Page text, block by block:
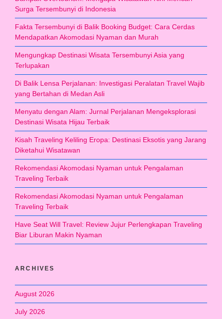
Surga Tersembunyi di Indonesia
Fakta Tersembunyi di Balik Booking Budget: Cara Cerdas
Mendapatkan Akomodasi Nyaman dan Murah
Mengungkap Destinasi Wisata Tersembunyi Asia yang
Terlupakan
Di Balik Lensa Perjalanan: Investigasi Peralatan Travel Wajib
yang Bertahan di Medan Asli
Menyatu dengan Alam: Jurnal Perjalanan Mengeksplorasi
Destinasi Wisata Hijau Terbaik
Kisah Traveling Keliling Eropa: Destinasi Eksotis yang Jarang
Diketahui Wisatawan
Rekomendasi Akomodasi Nyaman untuk Pengalaman
Traveling Terbaik
Rekomendasi Akomodasi Nyaman untuk Pengalaman
Traveling Terbaik
Have Seat Will Travel: Review Jujur Perlengkapan Traveling
Biar Liburan Makin Nyaman
ARCHIVES
August 2026
July 2026